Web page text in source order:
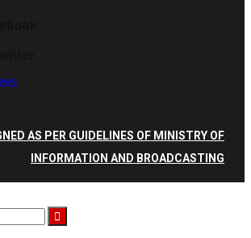
AS PER GUIDELINES OF MINISTRY OF
INFORMATION AND BROADCASTING